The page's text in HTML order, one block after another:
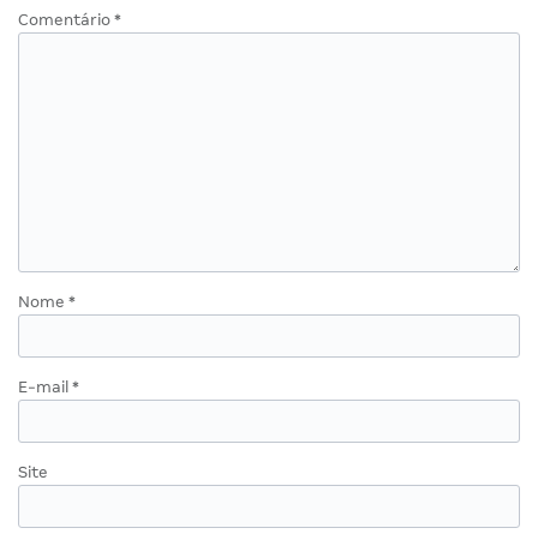
Comentário *
Nome *
E-mail *
Site